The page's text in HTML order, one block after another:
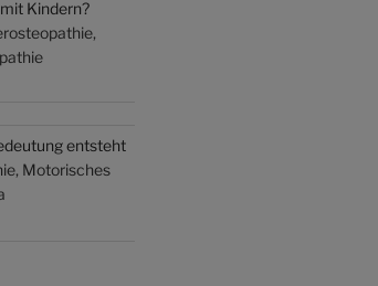
Kindern?
entsteht
Motorisches